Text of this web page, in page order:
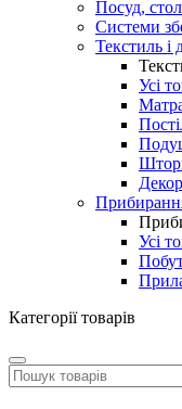
Посуд,
Системи
Текстиль і
Усі
Усі
Категорії товарів